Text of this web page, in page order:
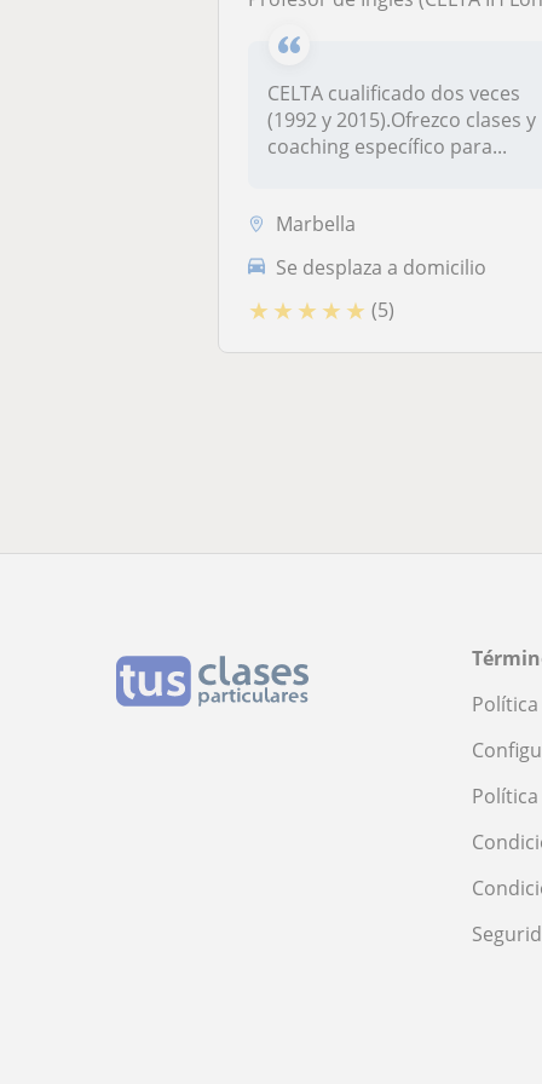
CELTA cualificado dos veces
(1992 y 2015).Ofrezco clases y
coaching específico para...
Marbella
Se desplaza a domicilio
★ ★ ★ ★ ★ (5)